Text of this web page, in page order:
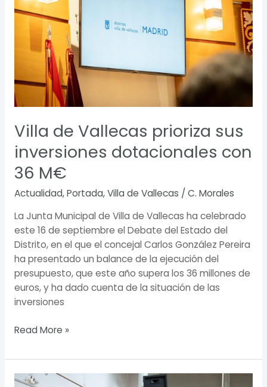
Villa de Vallecas prioriza sus
inversiones dotacionales con
36 M€
Actualidad,Portada,Villa de Vallecas / C. Morales
La Junta Municipal de Villa de Vallecas ha celebrado
este 16 de septiembre el Debate del Estado del
Distrito, en el que el concejal Carlos González Pereira
ha presentado un balance de la ejecución del
presupuesto, que este año supera los 36 millones de
euros, y ha dado cuenta de la situación de las
inversiones
sus
inversiones
dotacionales
M€
Read More »
Villa